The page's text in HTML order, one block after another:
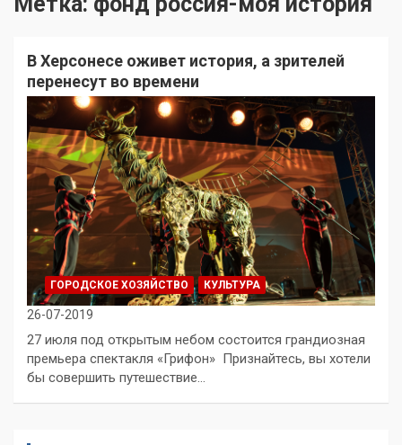
В Херсонесе оживет история, а зрителей
перенесут во времени
ГОРОДСКОЕ ХОЗЯЙСТВО КУЛЬТУРА
26-07-2019
27 июля под открытым небом состоится грандиозная
премьера спектакля «Грифон» Признайтесь, вы хотели
бы совершить путешествие…